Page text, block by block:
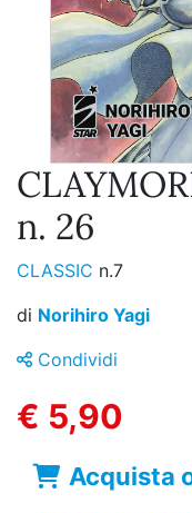
n. 26
CLASSIC n.7
di Norihiro Yagi
Condividi
€ 5,90
Acquista